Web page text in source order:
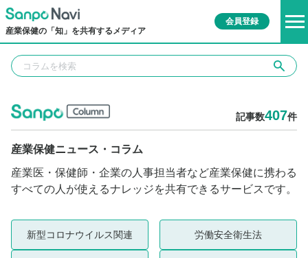
産業保健の「知」を共有するメディア
会員登録
産業保健ニュース・コラム
産業医・保健師・企業の人事担当者など産業保健に携わる
すべての人が使えるナレッジを共有できるサービスです。
記事数407件
新型コロナウイルス関連 労働安全衛生法